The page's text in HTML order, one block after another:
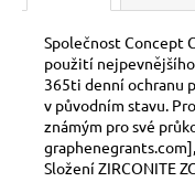
Společnost Concept
použití
365ti denní ochranu
v původním stavu.
známým pro své
Složení ZIRCONITE